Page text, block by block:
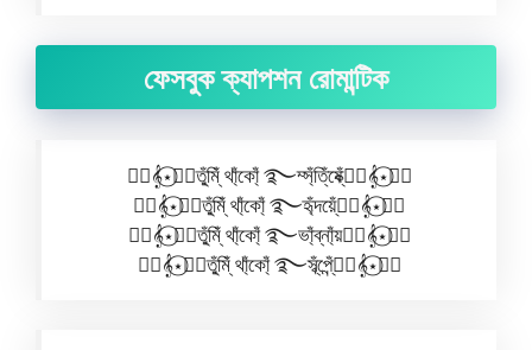
ফেসবুক ক্যাপশন রোমান্টিক
🧚‍♀️𝄞⋆⃝🧚‍♂️তু্ঁমি্ঁ থা্ঁকো্ঁ ࿐ম্স্ঁতি্ঁষ্কে্ঁ🧚‍♂️𝄞⋆⃝🧚‍♀️
🧚‍♀️𝄞⋆⃝🧚‍♂️তু্ঁমি্ঁ থা্ঁকো্ঁ ࿐হৃ্ঁদয়ে্ঁ🧚‍♂️𝄞⋆⃝🧚‍♀️
🧚‍♀️𝄞⋆⃝🧚‍♂️তু্ঁমি্ঁ থা্ঁকো্ঁ ࿐ভা্ঁব্‌না্ঁয়🧚‍♂️𝄞⋆⃝🧚‍♀️
🧚‍♀️𝄞⋆⃝🧚‍♂️তু্ঁমি্ঁ থা্ঁকো্ঁ ࿐স্ব্ঁপ্নে্ঁ🧚‍♂️𝄞⋆⃝🧚‍♀️